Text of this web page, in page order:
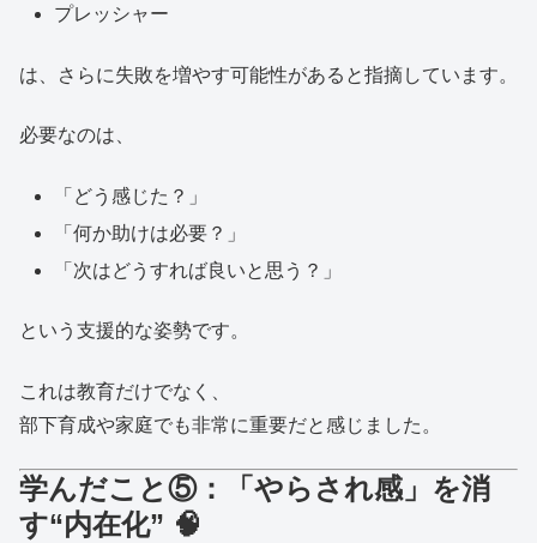
プレッシャー
は、さらに失敗を増やす可能性があると指摘しています。
必要なのは、
「どう感じた？」
「何か助けは必要？」
「次はどうすれば良いと思う？」
という支援的な姿勢です。
これは教育だけでなく、
部下育成や家庭でも非常に重要だと感じました。
学んだこと⑤：「やらされ感」を消
す“内在化” 🧠